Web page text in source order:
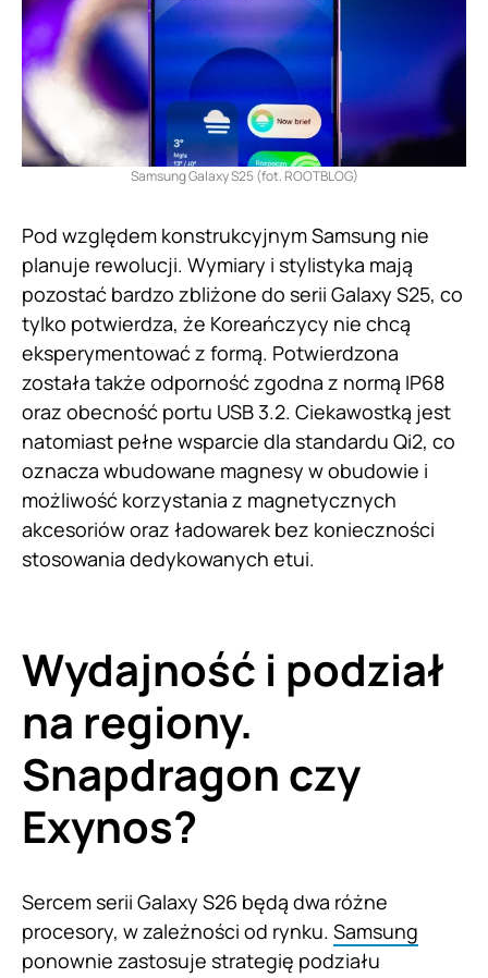
Samsung Galaxy S25 (fot. ROOTBLOG)
Pod względem konstrukcyjnym Samsung nie
planuje rewolucji. Wymiary i stylistyka mają
pozostać bardzo zbliżone do serii Galaxy S25, co
tylko potwierdza, że Koreańczycy nie chcą
eksperymentować z formą. Potwierdzona
została także odporność zgodna z normą IP68
oraz obecność portu USB 3.2. Ciekawostką jest
natomiast pełne wsparcie dla standardu Qi2, co
oznacza wbudowane magnesy w obudowie i
możliwość korzystania z magnetycznych
akcesoriów oraz ładowarek bez konieczności
stosowania dedykowanych etui.
Wydajność i podział
na regiony.
Snapdragon czy
Exynos?
Sercem serii Galaxy S26 będą dwa różne
procesory, w zależności od rynku. Samsung
ponownie zastosuje strategię podziału